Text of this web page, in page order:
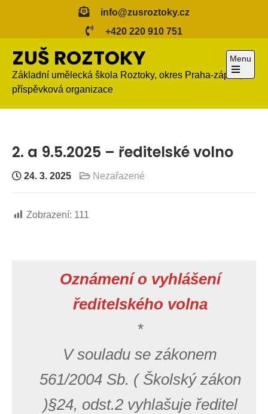
info@zusroztoky.cz
+420 220 910 751
ZUŠ ROZTOKY
Základní umělecká škola Roztoky, okres Praha-západ,
příspěvková organizace
Menu
Open
menu
2. a 9.5.2025 – ředitelské volno
24. 3. 2025 Nezařazené
Zobrazení: 111
Oznámení o vyhlášení
ředitelského volna
*
V souladu se zákonem
561/2004 Sb. ( Školský zákon
)§24, odst.2 vyhlašuje ředitel